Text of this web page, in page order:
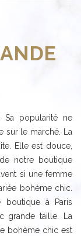
Sa popularité ne
sur le marché. La
Elle est douce,
notre boutique
si une femme
bohème chic.
boutique à Paris
grande taille. La
bohème chic est